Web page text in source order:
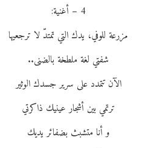
4 – أغنية:
مزرعة للوفي، يدك التي تمتدّ لا ترجعيها
شفتي لغة ملطخة بالضنى..
الآن تتمدد على سرير جسدك الوثير
ترتمي بين أشجار عينيك ذاكرتي
و أنا متشبث بضفائر يديك